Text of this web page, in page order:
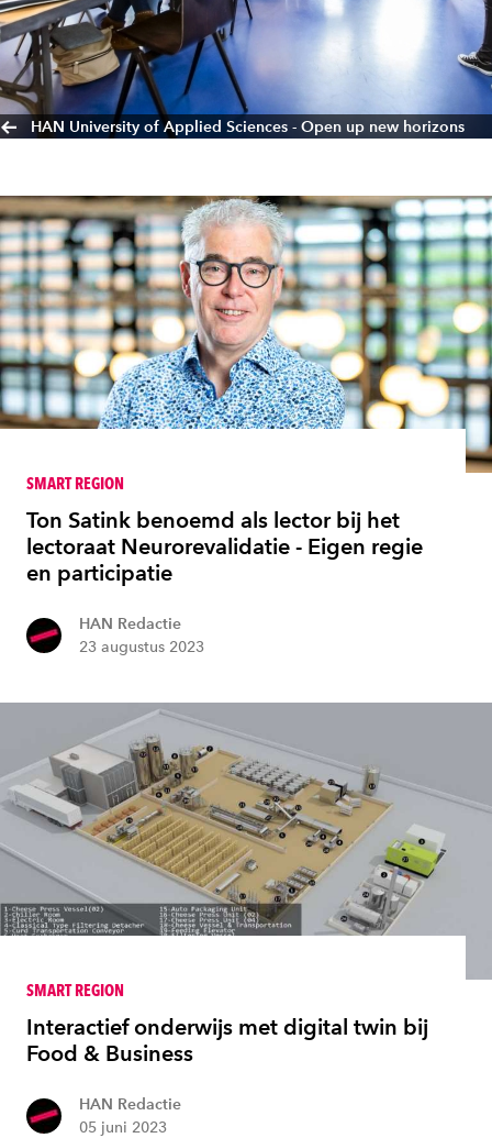
HAN University of Applied Sciences - Open up new horizons
SMART REGION
Ton Satink benoemd als lector bij het
lectoraat Neurorevalidatie - Eigen regie
en participatie
HAN Redactie
23 augustus 2023
SMART REGION
Interactief onderwijs met digital twin bij
Food & Business
HAN Redactie
05 juni 2023